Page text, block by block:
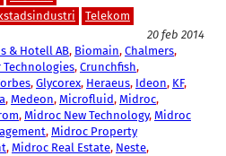
Telekom
20 feb 2014
& Hotell AB, Biomain, Chalmers
Technologies, Crunchfish
, Glycorex, Heraeus, Ideon, KF
, Medeon, Microfluid, Midroc
, Midroc New Technology, Midroc
, Midroc Property
, Midroc Real Estate, Neste